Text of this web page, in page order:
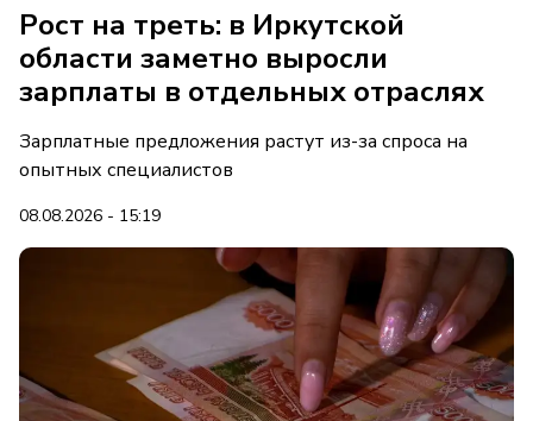
Рост на треть: в Иркутской
области заметно выросли
зарплаты в отдельных отраслях
Зарплатные предложения растут из-за спроса на
опытных специалистов
08.08.2026 - 15:19